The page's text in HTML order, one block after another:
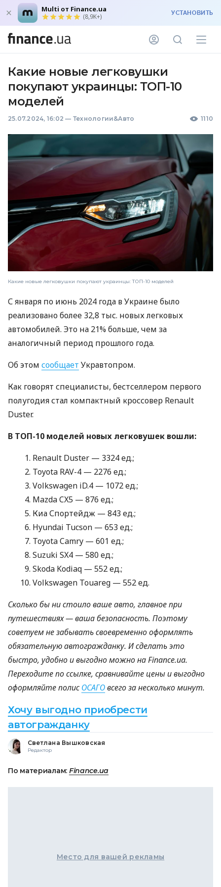
Multi от Finance.ua
(8,9K+) УСТАНОВИТЬ
Какие новые легковушки
покупают украинцы: ТОП-10
моделей
25.07.2024, 16:02 — Технологии&Авто 1110
Какие новые легковушки покупают украинцы: ТОП-10 моделей
С января по июнь 2024 года в Украине было
реализовано более 32,8 тыс. новых легковых
автомобилей. Это на 21% больше, чем за
аналогичный период прошлого года.
Об этом сообщает Укравтопром.
Как говорят специалисты, бестселлером первого
полугодия стал компактный кроссовер Renault
Duster.
В ТОП-10 моделей новых легковушек вошли:
Renault Duster — 3324 ед.;
Toyota RAV-4 — 2276 ед.;
Volkswagen iD.4 — 1072 ед.;
Mazda CX5 — 876 ед.;
Киа Спортейдж — 843 ед.;
Hyundai Tucson — 653 ед.;
Toyota Camry — 601 ед.;
Suzuki SX4 — 580 ед.;
Skoda Kodiaq — 552 ед.;
Volkswagen Touareg — 552 ед.
Сколько бы ни стоило ваше авто, главное при
путешествиях — ваша безопасность. Поэтому
советуем не забывать своевременно оформлять
обязательную автогражданку. И сделать это
быстро, удобно и выгодно можно на Finance.ua.
Переходите по ссылке, сравнивайте цены и выгодно
оформляйте полисОСАГОвсего за несколько минут.
Хочу выгодно приобрести
автогражданку
Светлана Вышковская
Редактор
По материалам: Finance.ua
Место для вашей рекламы